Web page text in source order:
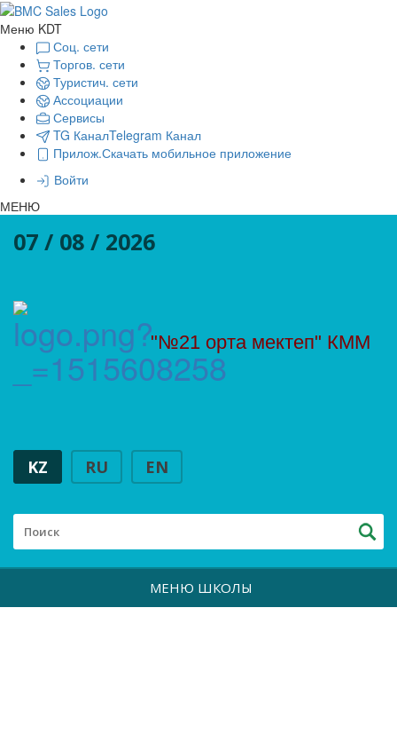
Меню KDT
Соц. сети
Торгов. сети
Туристич. сети
Ассоциации
Сервисы
TG КаналTelegram Канал
Прилож.Скачать мобильное приложение
Войти
МЕНЮ
07 / 08 / 2026
"№21 орта мектеп" КММ
KZ RU EN
МЕНЮ ШКОЛЫ